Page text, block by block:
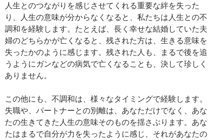
人生とのつながりを感じさせてくれる重要な絆を失った
り、人生の意味が分からなくなると、私たちは人生との不
調和を経験します。たとえば、長く幸せな結婚していた夫
婦のどちらかが亡くなると、残された方は、生きる意味を
失ったかのように感じます。残された人も、まるで後を追
うようにガンなどの病気で亡くなることも、決して珍しく
ありません。
この他にも、不調和は、様々なタイミングで経験します。
失職や、パートナーとの別離は、あなただけでなく、あな
たの生きてきた人生の意味そのものを揺さぶります。あな
たはまるで自分が力を失ったように感じ、それがあなたの